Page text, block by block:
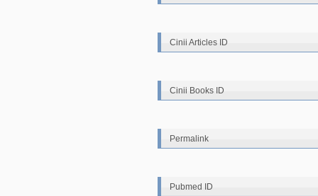
Cinii Articles ID
Cinii Books ID
Permalink
Pubmed ID